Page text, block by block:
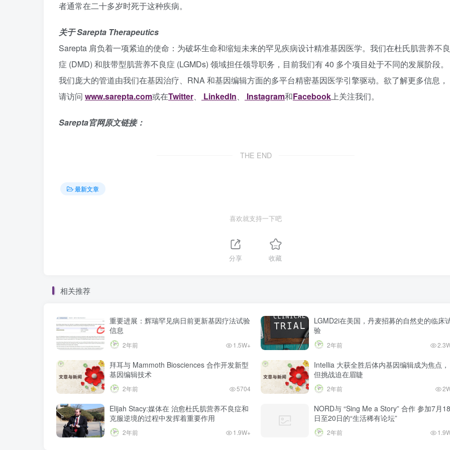
者通常在二十多岁时死于这种疾病。
关于 Sarepta Therapeutics
Sarepta 肩负着一项紧迫的使命：为破坏生命和缩短未来的罕见疾病设计精准基因医学。我们在杜氏肌营养不良
症 (DMD) 和肢带型肌营养不良症 (LGMDs) 领域担任领导职务，目前我们有 40 多个项目处于不同的发展阶段。
我们庞大的管道由我们在基因治疗、RNA 和基因编辑方面的多平台精密基因医学引擎驱动。欲了解更多信息，
请访问 www.sarepta.com或在Twitter、 LinkedIn、 Instagram和Facebook上关注我们。
Sarepta官网原文链接：
THE END
最新文章
喜欢就支持一下吧
分享 收藏
相关推荐
重要进展：辉瑞罕见病日前更新基因疗法试验
信息
2年前 1.5W+
LGMD2i在美国，丹麦招募的自然史的临床
验
2年前
拜耳与 Mammoth Biosciences 合作开发新型
基因编辑技术
2年前 5704
Intellia 大获全胜后体内基因编辑成为焦点，
但挑战迫在眉睫
2年前
Elijah Stacy:媒体在 治愈杜氏肌营养不良症和
克服逆境的过程中发挥着重要作用
2年前 1.9W+
NORD与 “Sing Me a Story” 合作 参加7月18
日至20日的“生活稀有论坛”
2年前